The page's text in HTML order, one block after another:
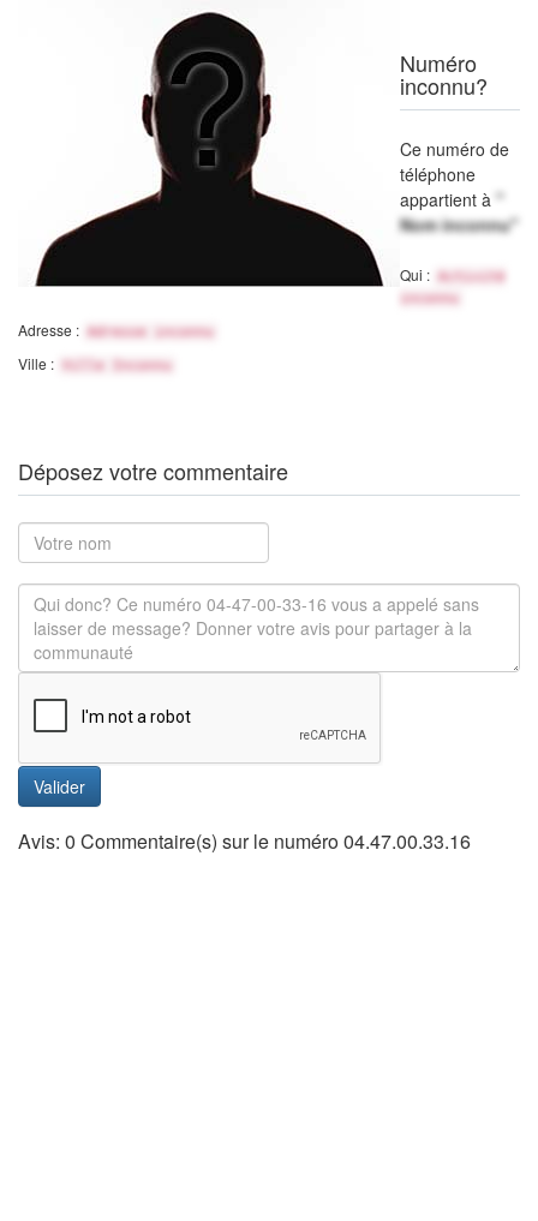
Numéro
inconnu?
Ce numéro de
téléphone
appartient à "
Nom inconnu"
Qui :
Activité
inconnu
Adresse : Adresse inconnu
Ville : Ville Inconnu
Déposez votre commentaire
Valider
Avis: 0 Commentaire(s) sur le numéro 04.47.00.33.16